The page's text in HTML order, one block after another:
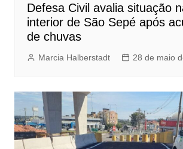
Defesa Civil avalia situação
interior de São Sepé após
de chuvas
Marcia Halberstadt 28 de maio